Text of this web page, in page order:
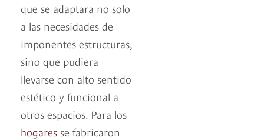
que se adaptara no solo
a las necesidades de
imponentes estructuras,
sino que pudiera
llevarse con alto sentido
estético y funcional a
otros espacios. Para los
hogares se fabricaron